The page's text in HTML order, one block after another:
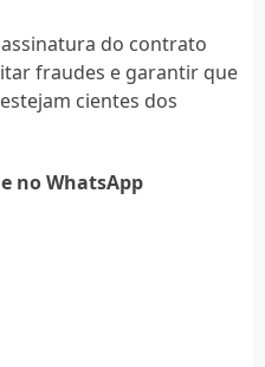
do contrato
fraudes e garantir que
cientes dos
no WhatsApp